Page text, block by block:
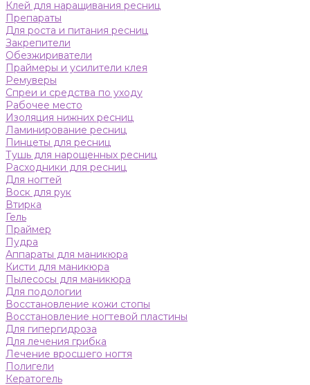
Клей для наращивания ресниц
Препараты
Для роста и питания ресниц
Закрепители
Обезжириватели
Праймеры и усилители клея
Ремуверы
Спреи и средства по уходу
Рабочее место
Изоляция нижних ресниц
Ламинирование ресниц
Пинцеты для ресниц
Тушь для нарощенных ресниц
Расходники для ресниц
Для ногтей
Воск для рук
Втирка
Гель
Праймер
Пудра
Аппараты для маникюра
Кисти для маникюра
Пылесосы для маникюра
Для подологии
Восстановление кожи стопы
Восстановление ногтевой пластины
Для гипергидроза
Для лечения грибка
Лечение вросшего ногтя
Полигели
Кератогель